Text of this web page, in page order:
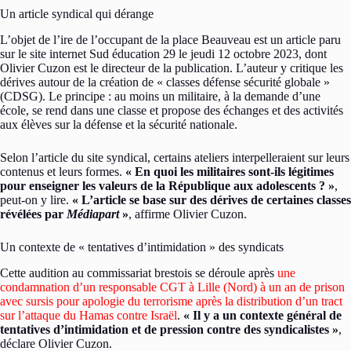
Un article syndical qui dérange
L’objet de l’ire de l’occupant de la place Beauveau est un article paru
sur le site internet Sud éducation 29 le jeudi 12 octobre 2023, dont
Olivier Cuzon est le directeur de la publication. L’auteur y critique les
dérives autour de la création de « classes défense sécurité globale »
(CDSG). Le principe : au moins un militaire, à la demande d’une
école, se rend dans une classe et propose des échanges et des activités
aux élèves sur la défense et la sécurité nationale.
Selon l’article du site syndical, certains ateliers interpelleraient sur leurs
contenus et leurs formes. « En quoi les militaires sont-ils légitimes
pour enseigner les valeurs de la République aux adolescents ? »,
peut-on y lire. « L’article se base sur des dérives de certaines classes
révélées par Médiapart», affirme Olivier Cuzon.
Un contexte de « tentatives d’intimidation » des syndicats
Cette audition au commissariat brestois se déroule après une
condamnation d’un responsable CGT à Lille (Nord) à un an de prison
avec sursis pour apologie du terrorisme après la distribution d’un tract
sur l’attaque du Hamas contre Israël. « Il y a un contexte général de
tentatives d’intimidation et de pression contre des syndicalistes »,
déclare Olivier Cuzon.